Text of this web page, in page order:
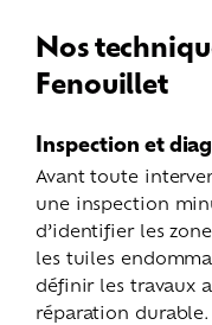
Nos
Fenouillet
Inspection et
Avant toute
une inspection
d’identifier les
les tuiles
définir les travaux
réparation durable.